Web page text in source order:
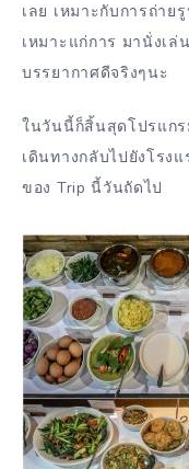
เลย เหมาะกับการถ่าย
เหมาะแก่การ มานั่งเ
บรรยากาศดีจริงๆนะ
ในวันนี้ก็สิ้นสุดโปรแก
เดินทางกลับไปยังโรง
ของ Trip นี้วันถัดไป